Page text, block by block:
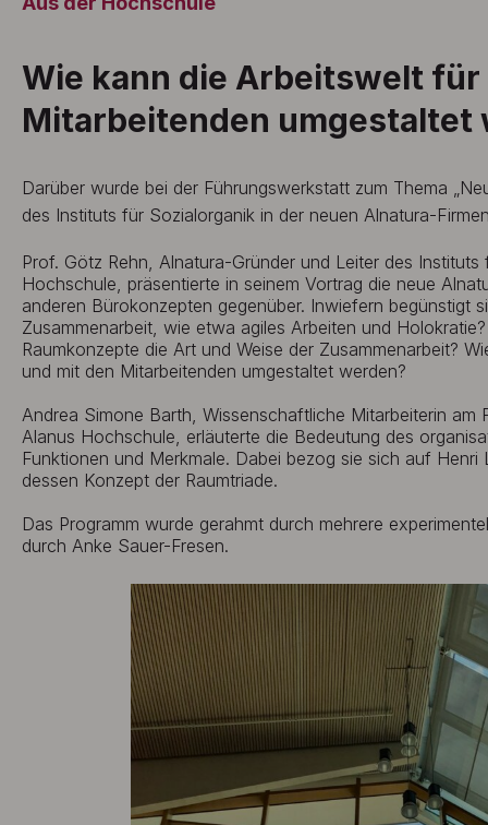
Wie kann die Arbeitswelt für
Mitarbeitenden umgestaltet
Darüber wurde bei der Führungswerkstatt zum Thema
des Instituts für Sozialorganik in der neuen Alnatura-
Prof. Götz Rehn, Alnatura-Gründer und Leiter des
Hochschule, präsentierte in seinem Vortrag die neue
anderen Bürokonzepten gegenüber. Inwiefern begünstigt
Zusammenarbeit, wie etwa agiles Arbeiten und
Raumkonzepte die Art und Weise der Zusammenarbeit?
und mit den Mitarbeitenden umgestaltet werden?
Andrea Simone Barth, Wissenschaftliche Mitarbeiterin am
Alanus Hochschule, erläuterte die Bedeutung des
Funktionen und Merkmale. Dabei bezog sie sich auf Henri
dessen Konzept der Raumtriade.
Das Programm wurde gerahmt durch mehrere
durch Anke Sauer-Fresen.